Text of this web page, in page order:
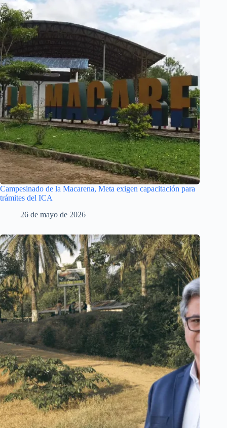
Campesinado de la Macarena, Meta exigen capacitación para
trámites del ICA
26 de mayo de 2026